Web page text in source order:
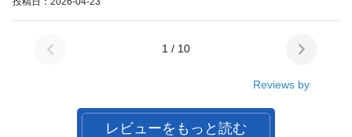
1 / 10
Reviews by
レビューをもっと読む